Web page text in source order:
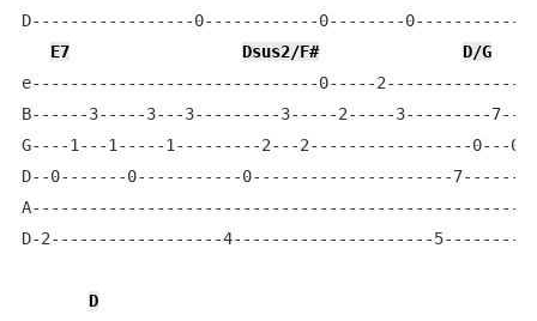
D-----------------0------------0--------
E7
Dsus2/F#
D/G
e------------------------------0-----
B------3-----3---3---------3-----2-----3---------
G----1---1-----1---------2---2-----------------0---
D--0-------0-----------0---------------------7-------
D-2------------------4---------------------
D